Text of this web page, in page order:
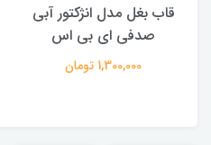
قاب بغل مدل انژکتور آبی
صدفی ای بی اس
1,300,000 تومان